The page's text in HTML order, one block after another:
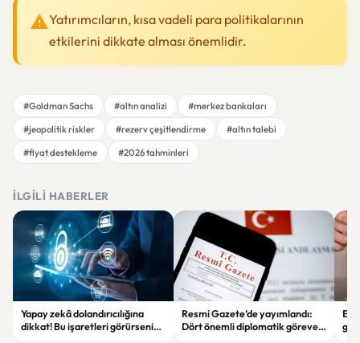
Yatırımcıların, kısa vadeli para politikalarının
etkilerini dikkate alması önemlidir.
#Goldman Sachs #altın analizi
#merkez bankaları
#jeopolitik riskler
#rezerv çeşitlendirme
#altın talebi
#fiyat destekleme
#2026 tahminleri
İLGILI HABERLER
Yapay zekâ dolandırıcılığına
dikkat! Bu işaretleri görürseniz
Resmi Gazete’de yayımlandı:
Dört önemli diplomatik göreve